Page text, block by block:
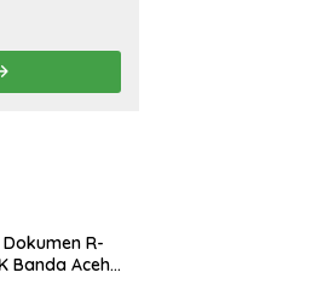
R-
Banda Aceh